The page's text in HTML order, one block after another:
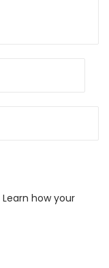
Learn how your